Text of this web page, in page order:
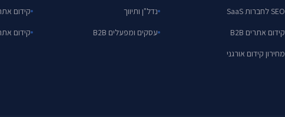
SEO לחברות SaaS
קידום אתרים B2B
מחירון קידום אורגני
נדל"ן ותיווך
עסקים ומפעלים B2B
קידום
קידום